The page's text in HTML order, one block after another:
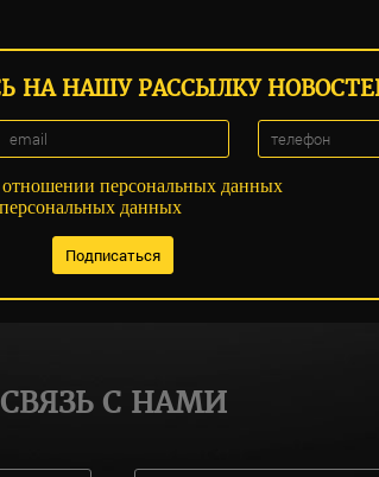
НА НАШУ РАССЫЛКУ
персональных данных
данных
СВЯЗЬ С НАМИ